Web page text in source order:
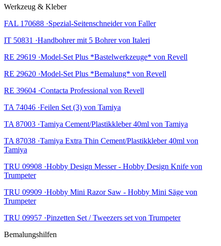
Werkzeug & Kleber
FAL 170688 ·Spezial-Seitenschneider von Faller
IT 50831 ·Handbohrer mit 5 Bohrer von Italeri
RE 29619 ·Model-Set Plus *Bastelwerkzeuge* von Revell
RE 29620 ·Model-Set Plus *Bemalung* von Revell
RE 39604 ·Contacta Professional von Revell
TA 74046 ·Feilen Set (3) von Tamiya
TA 87003 ·Tamiya Cement/Plastikkleber 40ml von Tamiya
TA 87038 ·Tamiya Extra Thin Cement/Plastikkleber 40ml von
Tamiya
TRU 09908 ·Hobby Design Messer - Hobby Design Knife von
Trumpeter
TRU 09909 ·Hobby Mini Razor Saw - Hobby Mini Säge von
Trumpeter
TRU 09957 ·Pinzetten Set / Tweezers set von Trumpeter
Bemalungshilfen